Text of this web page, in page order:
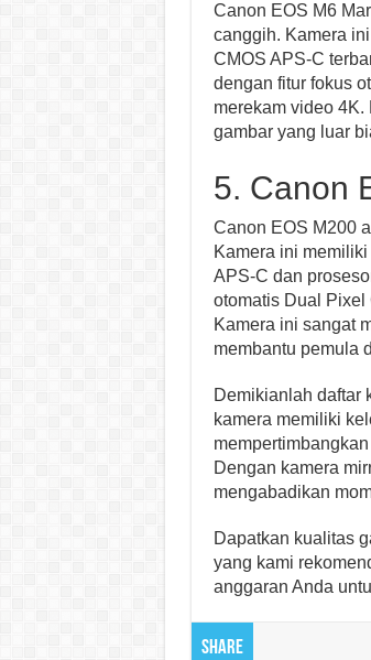
Canon EOS M6
canggih. Kamera
CMOS APS-C
dengan fitur fokus
merekam video
gambar yang luar
5. Canon
Canon EOS M200
Kamera ini
APS-C dan
otomatis Dual Pixel
Kamera ini sangat
membantu pemula
Demikianlah daftar
kamera memiliki
Dengan kamera
mengabadikan
Dapatkan kualitas
yang kami
anggaran Anda
Share